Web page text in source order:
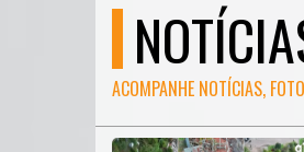
ACOMPANHE NOTÍCIAS,